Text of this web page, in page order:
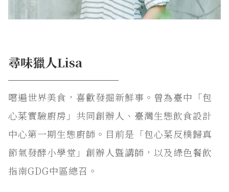
尋味獵人Lisa
────────────
嚐遍世界美食，喜歡發掘新鮮事。曾為臺中「包
心菜實驗廚房」共同創辦人、臺灣生態飲食設計
中心第一期生態廚師。目前是「包心菜反樸歸真
節氣發酵小學堂」創辦人暨講師，以及綠色餐飲
指南GDG中區總召。